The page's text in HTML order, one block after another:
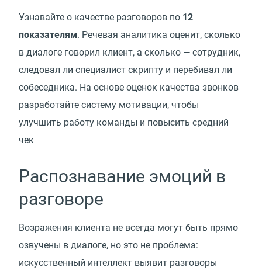
Узнавайте о качестве разговоров по 12
показателям. Речевая аналитика оценит, сколько
в диалоге говорил клиент, а сколько — сотрудник,
следовал ли специалист скрипту и перебивал ли
собеседника. На основе оценок качества звонков
разработайте систему мотивации, чтобы
улучшить работу команды и повысить средний
чек
Распознавание эмоций в
разговоре
Возражения клиента не всегда могут быть прямо
озвучены в диалоге, но это не проблема:
искусственный интеллект выявит разговоры